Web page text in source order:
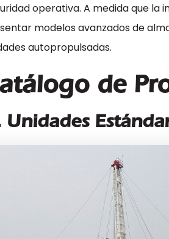
operativa. A medida que la
modelos avanzados de
autopropulsadas.
de
Unidades